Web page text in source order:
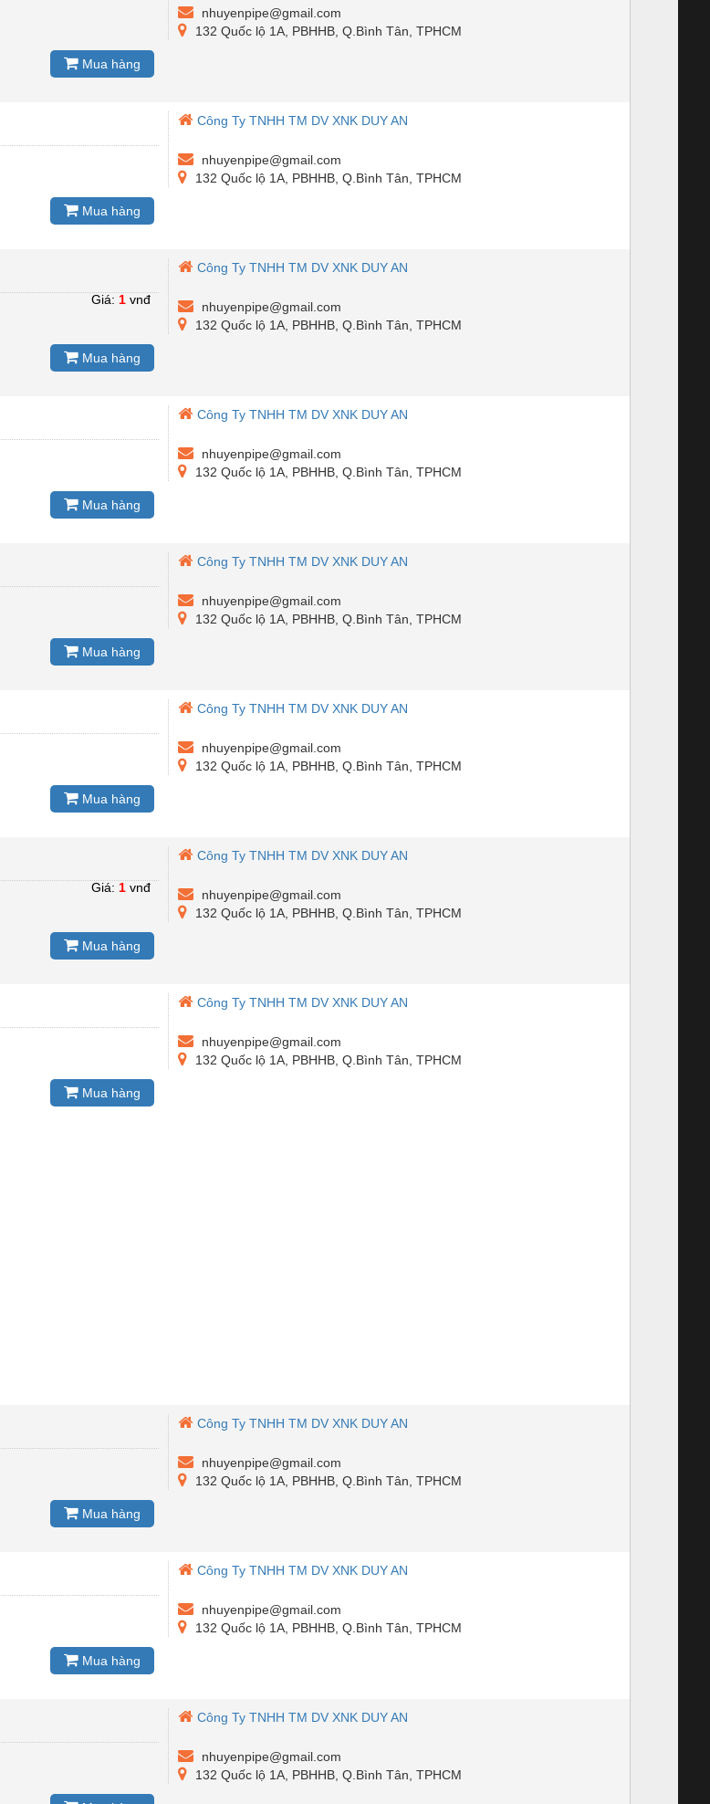
Mua hàng
nhuyenpipe@gmail.com
132 Quốc lộ 1A, PBHHB, Q.Bình Tân, TPHCM
Mua hàng
Công Ty TNHH TM DV XNK DUY AN
nhuyenpipe@gmail.com
132 Quốc lộ 1A, PBHHB, Q.Bình Tân, TPHCM
Giá: 1vnđ
Mua hàng
Công Ty TNHH TM DV XNK DUY AN
nhuyenpipe@gmail.com
132 Quốc lộ 1A, PBHHB, Q.Bình Tân, TPHCM
Mua hàng
Công Ty TNHH TM DV XNK DUY AN
nhuyenpipe@gmail.com
132 Quốc lộ 1A, PBHHB, Q.Bình Tân, TPHCM
Mua hàng
Công Ty TNHH TM DV XNK DUY AN
nhuyenpipe@gmail.com
132 Quốc lộ 1A, PBHHB, Q.Bình Tân, TPHCM
Mua hàng
Công Ty TNHH TM DV XNK DUY AN
nhuyenpipe@gmail.com
132 Quốc lộ 1A, PBHHB, Q.Bình Tân, TPHCM
Giá: 1vnđ
Mua hàng
Công Ty TNHH TM DV XNK DUY AN
nhuyenpipe@gmail.com
132 Quốc lộ 1A, PBHHB, Q.Bình Tân, TPHCM
Mua hàng
Công Ty TNHH TM DV XNK DUY AN
nhuyenpipe@gmail.com
132 Quốc lộ 1A, PBHHB, Q.Bình Tân, TPHCM
Mua hàng
Công Ty TNHH TM DV XNK DUY AN
nhuyenpipe@gmail.com
132 Quốc lộ 1A, PBHHB, Q.Bình Tân, TPHCM
Mua hàng
Công Ty TNHH TM DV XNK DUY AN
nhuyenpipe@gmail.com
132 Quốc lộ 1A, PBHHB, Q.Bình Tân, TPHCM
Công Ty TNHH TM DV XNK DUY AN
nhuyenpipe@gmail.com
132 Quốc lộ 1A, PBHHB, Q.Bình Tân, TPHCM